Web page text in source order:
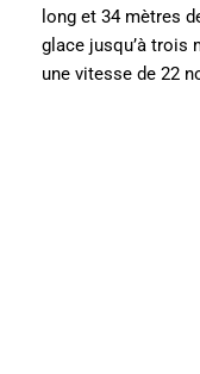
long et 34 mètres
glace jusqu’à trois
une vitesse de 22